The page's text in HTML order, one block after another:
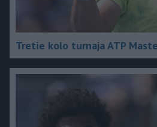
Tretie kolo turnaja ATP